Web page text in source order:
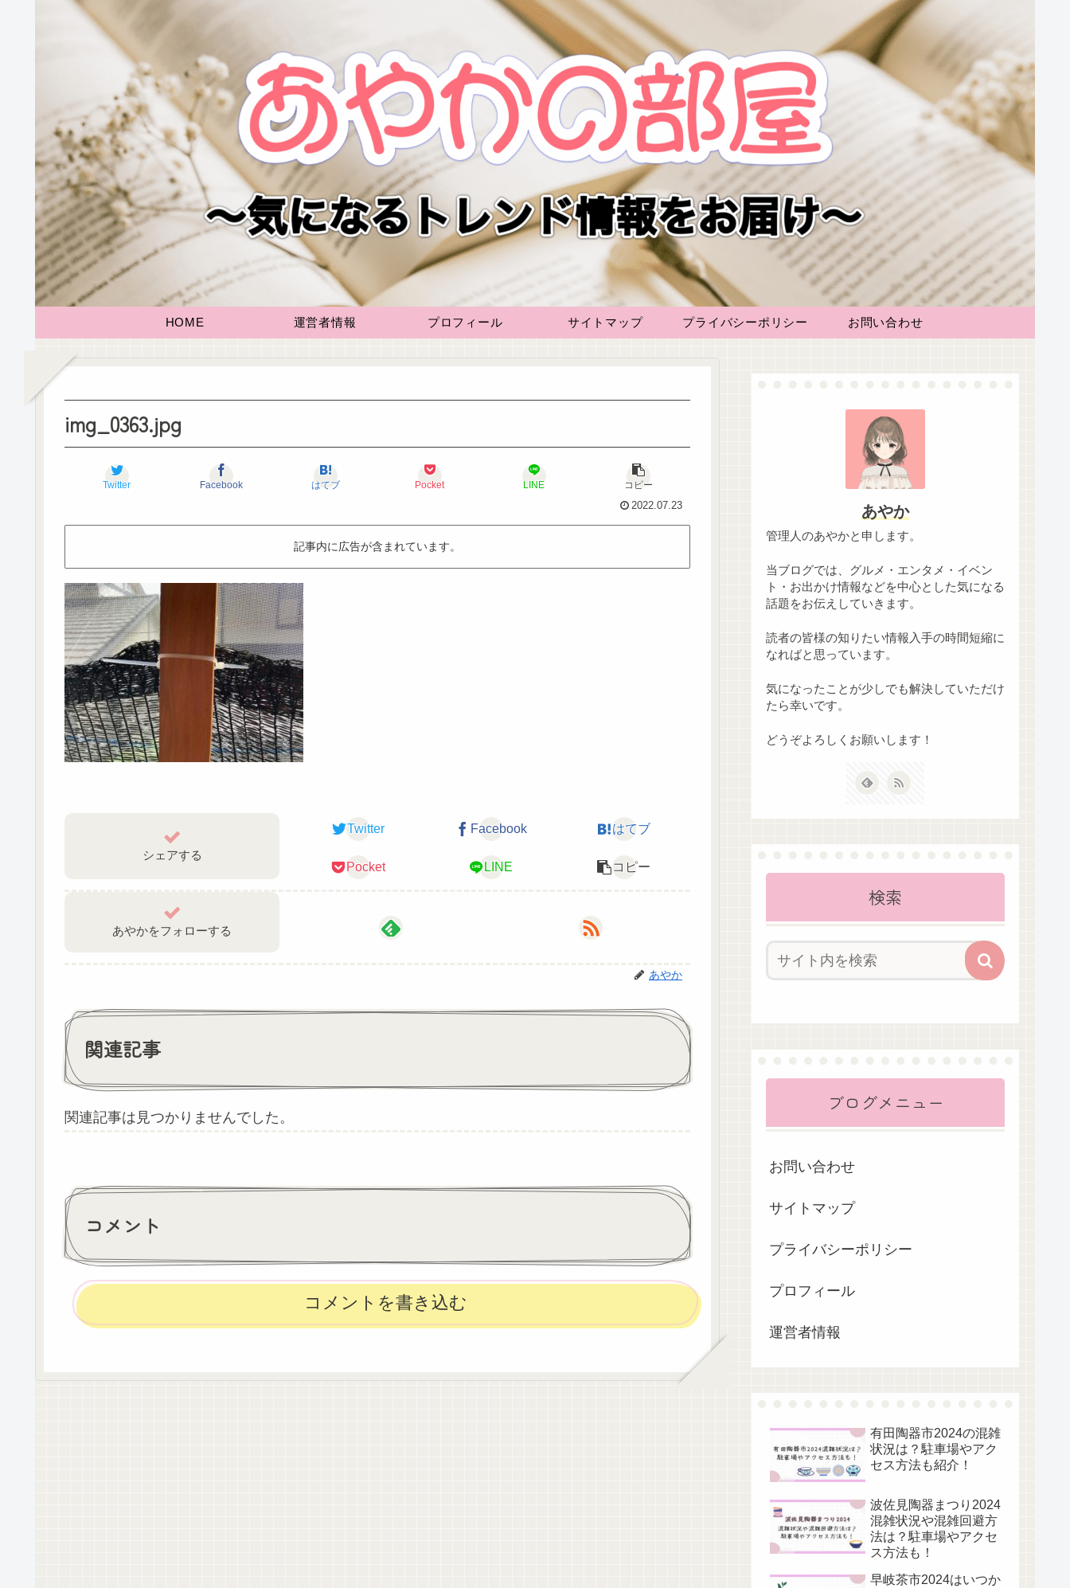
HOME 運営者情報 プロフィール サイトマップ プライバシーポリシー お問い合わせ
img_0363.jpg
Twitter Facebook はてブ Pocket LINE
コピー
2022.07.23
記事内に広告が含まれています。
シェアする
Twitter Facebook はてブ
Pocket LINE コピー
あやかをフォローする
あやか
関連記事
関連記事は見つかりませんでした。
コメント
コメントを書き込む
あやか
管理人のあやかと申します。
当ブログでは、グルメ・エンタメ・イベン
ト・お出かけ情報などを中心とした気になる
話題をお伝えしていきます。
読者の皆様の知りたい情報入手の時間短縮に
なればと思っています。
気になったことが少しでも解決していただけ
たら幸いです。
どうぞよろしくお願いします！
検索
ブログメニュー
お問い合わせ
サイトマップ
プライバシーポリシー
プロフィール
運営者情報
有田陶器市2024の混雑
状況は？駐車場やアク
セス方法も紹介！
波佐見陶器まつり2024
混雑状況や混雑回避方
法は？駐車場やアクセ
ス方法も！
早岐茶市2024はいつか